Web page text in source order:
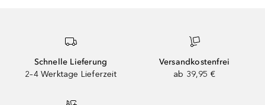
Schnelle Lieferung
2–4 Werktage Lieferzeit
Versandkostenfrei
ab 39,95 €